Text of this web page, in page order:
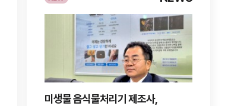
미생물 음식물처리기 제조사,